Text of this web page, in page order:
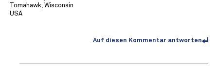
Tomahawk, Wisconsin
USA
Auf diesen Kommentar antworten